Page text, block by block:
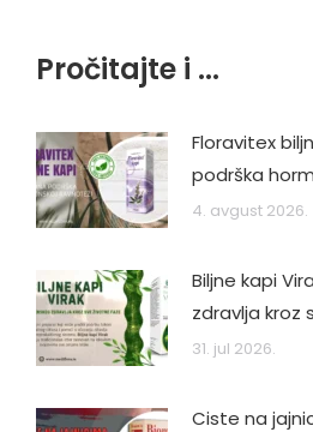
Pročitajte i ...
Floravitex
podrška
4. avgust 2026.
Biljne kapi
zdravlja kroz
31. jul 2026.
Ciste na